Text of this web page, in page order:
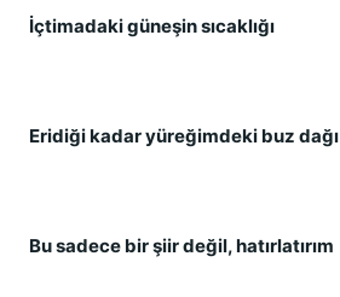
İçtimadaki güneşin sıcaklığı
Eridiği kadar yüreğimdeki buz dağı
Bu sadece bir şiir değil, hatırlatırım